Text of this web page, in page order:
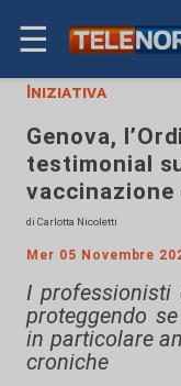
☰
Iniziativa
Genova,
testimonial
di Carlotta Nicoletti
Mer 05 Novembre
I professionisti
proteggendo
in particolare
croniche